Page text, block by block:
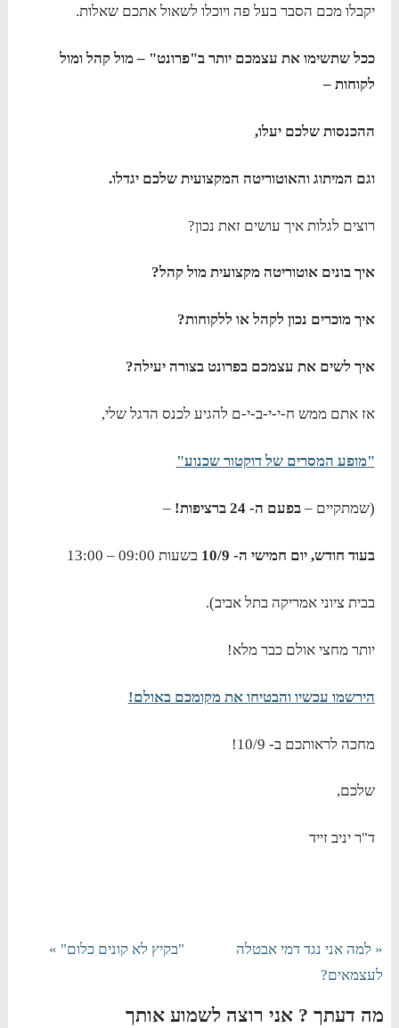
יקבלו מכם הסבר בעל פה ויוכלו לשאול אתכם שאלות.
ככל שתשימו את עצמכם יותר ב"פרונט" – מול קהל ומול
לקוחות –
ההכנסות שלכם יעלו,
וגם המיתוג והאוטוריטה המקצועית שלכם יגדלו.
רוצים לגלות איך עושים זאת נכון?
איך בונים אוטוריטה מקצועית מול קהל?
איך מוכרים נכון לקהל או ללקוחות?
איך לשים את עצמכם בפרונט בצורה יעילה?
אז אתם ממש ח-י-י-ב-י-ם להגיע לכנס הדגל שלי,
"מופע המסרים של דוקטור שכנוע"
(שמתקיים –בפעם ה- 24 ברציפות! –
בעוד חודש, יום חמישי ה- 10/9 בשעות 09:00 – 13:00
בבית ציוני אמריקה בתל אביב).
יותר מחצי אולם כבר מלא!
הירשמו עכשיו והבטיחו את מקומכם באולם!
מחכה לראותכם ב- 10/9!
שלכם,
ד"ר יניב זייד
« למה אני נגד דמי אבטלה
לעצמאים?
"בקיץ לא קונים כלום" »
מה דעתך ? אני רוצה לשמוע אותך